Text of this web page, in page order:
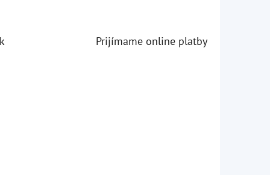
Prijímame online platby